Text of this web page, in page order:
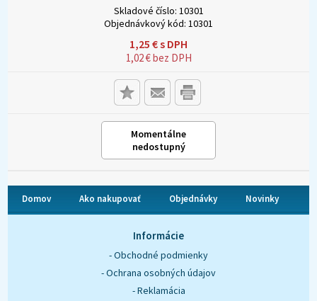
Skladové číslo: 10301
Objednávkový kód: 10301
1,25 €s DPH
1,02€bez DPH
Momentálne
nedostupný
Domov Ako nakupovať Objednávky Novinky
Informácie
- Obchodné podmienky
- Ochrana osobných údajov
- Reklamácia